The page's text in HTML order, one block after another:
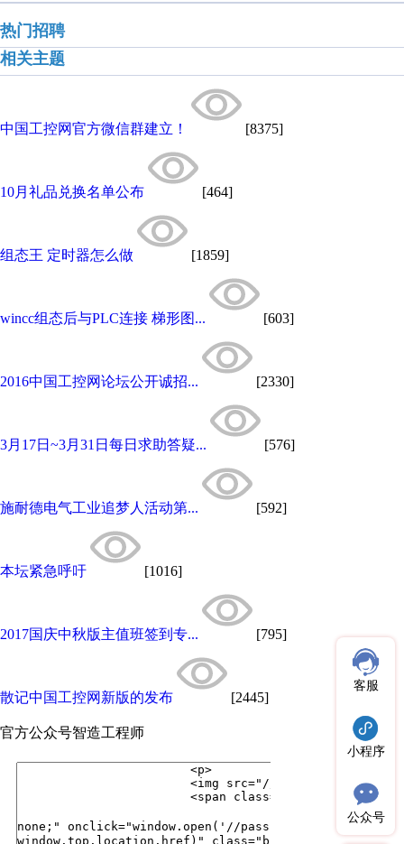
热门招聘
相关主题
中国工控网官方微信群建立！ [8375]
10月礼品兑换名单公布 [464]
组态王 定时器怎么做 [1859]
wincc组态后与PLC连接 梯形图... [603]
2016中国工控网论坛公开诚招... [2330]
3月17日~3月31日每日求助答疑... [576]
施耐德电气工业追梦人活动第... [592]
本坛紧急呼吁 [1016]
2017国庆中秋版主值班签到专... [795]
散记中国工控网新版的发布 [2445]
官方公众号智造工程师
客服
小程序
公众号